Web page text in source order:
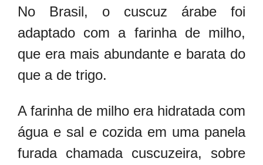
No Brasil, o cuscuz árabe foi
adaptado com a farinha de milho,
que era mais abundante e barata do
que a de trigo.
A farinha de milho era hidratada com
água e sal e cozida em uma panela
furada chamada cuscuzeira, sobre